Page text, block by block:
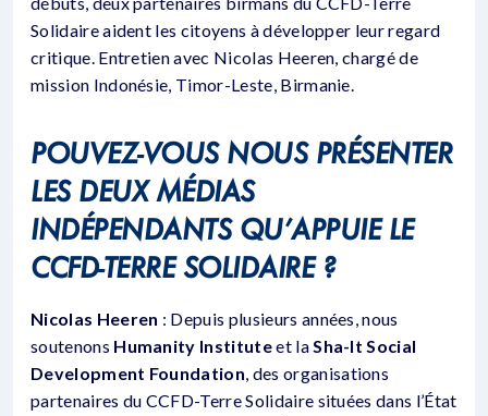
Solidaire aident les citoyens à développer leur regard
critique. Entretien avec Nicolas Heeren, chargé de
mission Indonésie, Timor-Leste, Birmanie.
POUVEZ-VOUS NOUS PRÉSENTER
LES DEUX MÉDIAS
INDÉPENDANTS QU’APPUIE LE
CCFD-TERRE SOLIDAIRE ?
Nicolas Heeren : Depuis plusieurs années, nous
soutenons Humanity Instituteet laSha-It Social
Development Foundation, des organisations
partenaires du CCFD-Terre Solidaire situées dans l’État